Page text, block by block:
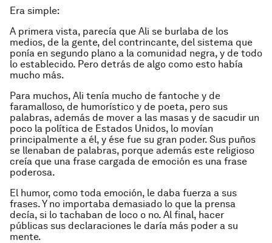
Era simple:
A primera vista, parecía que Ali se burlaba de los
medios, de la gente, del contrincante, del sistema que
ponía en segundo plano a la comunidad negra, y de todo
lo establecido. Pero detrás de algo como esto había
mucho más.
Para muchos, Ali tenía mucho de fantoche y de
faramalloso, de humorístico y de poeta, pero sus
palabras, además de mover a las masas y de sacudir un
poco la política de Estados Unidos, lo movían
principalmente a él, y ése fue su gran poder. Sus puños
se llenaban de palabras, porque además este religioso
creía que una frase cargada de emoción es una frase
poderosa.
El humor, como toda emoción, le daba fuerza a sus
frases. Y no importaba demasiado lo que la prensa
decía, si lo tachaban de loco o no. Al final, hacer
públicas sus declaraciones le daría más poder a su
mente.